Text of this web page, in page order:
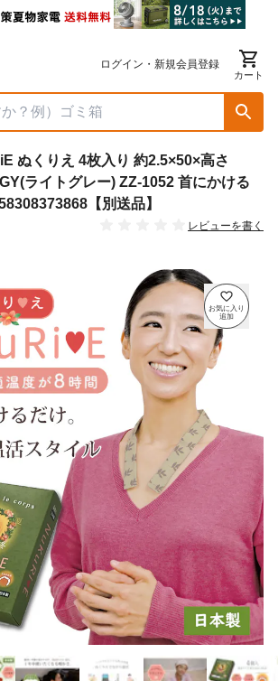
ログイン・新規会員登録
カート
ぬくりえ 4枚入り 約2.5×50×高さ
ライトグレー) ZZ-1052 首にかける
【別送品】
レビューを書く